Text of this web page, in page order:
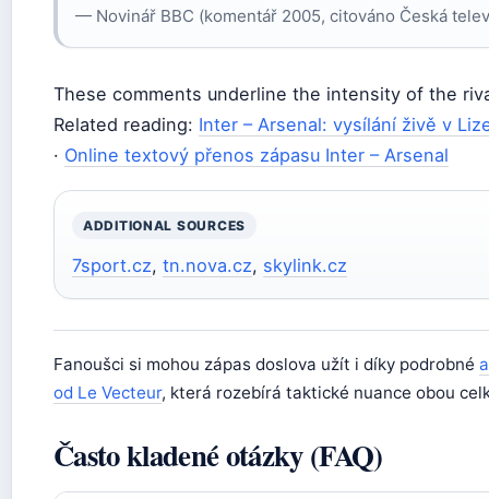
— Novinář BBC (komentář 2005, citováno Česká
These comments underline the intensity of the
Related reading: Inter – Arsenal: vysílání živě v
· Online textový přenos zápasu Inter – Arsenal
ADDITIONAL SOURCES
7sport.cz, tn.nova.cz, skylink.cz
Fanoušci si mohou zápas doslova užít i díky podrobné
od Le Vecteur, která rozebírá taktické nuance obou
Často kladené otázky (FAQ)